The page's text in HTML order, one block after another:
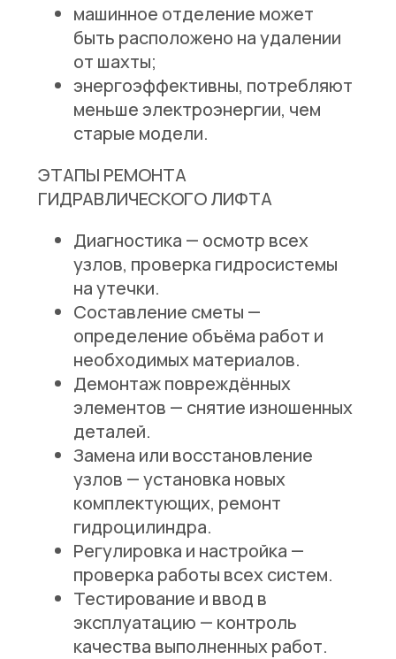
машинное отделение может
быть расположено на удалении
от шахты;
энергоэффективны, потребляют
меньше электроэнергии, чем
старые модели.
ЭТАПЫ РЕМОНТА
ГИДРАВЛИЧЕСКОГО ЛИФТА
Диагностика — осмотр всех
узлов, проверка гидросистемы
на утечки.
Составление сметы —
определение объёма работ и
необходимых материалов.
Демонтаж повреждённых
элементов — снятие изношенных
деталей.
Замена или восстановление
узлов — установка новых
комплектующих, ремонт
гидроцилиндра.
Регулировка и настройка —
проверка работы всех систем.
Тестирование и ввод в
эксплуатацию — контроль
качества выполненных работ.